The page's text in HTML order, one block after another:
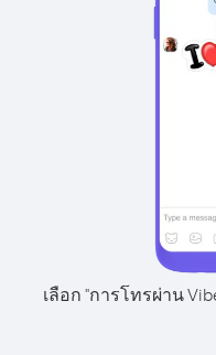
เลือก "การโทรผ่าน